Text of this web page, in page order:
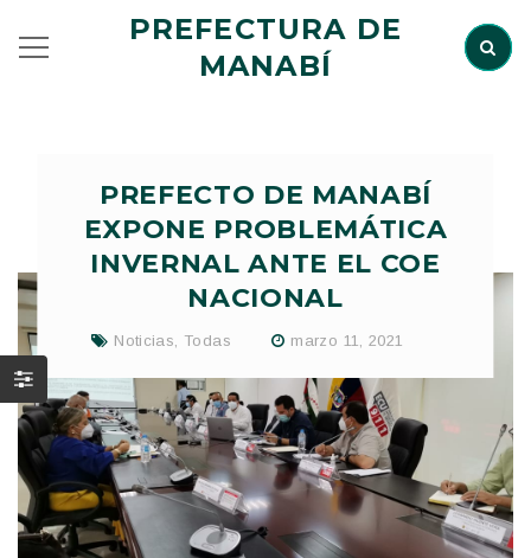
PREFECTURA DE
MANABÍ
PREFECTO DE MANABÍ
EXPONE PROBLEMÁTICA
INVERNAL ANTE EL COE
NACIONAL
Noticias Todas marzo 11, 2021